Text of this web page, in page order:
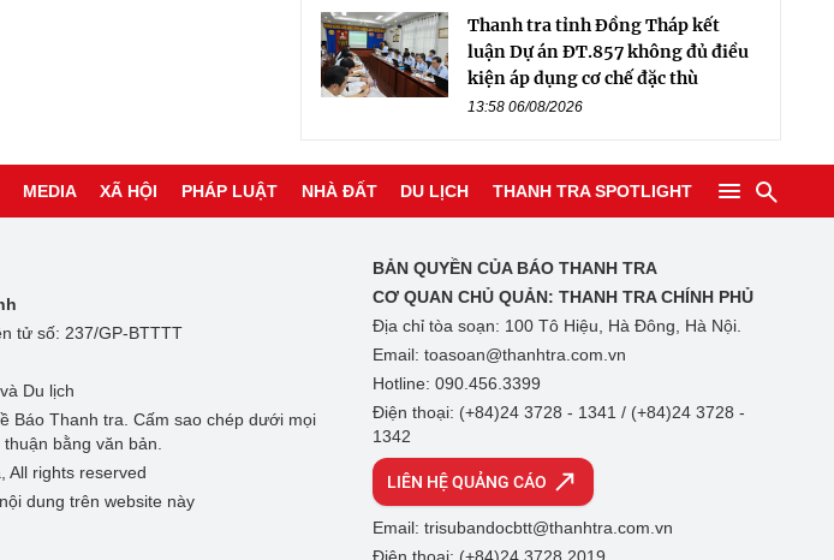
Thanh tra tỉnh Đồng Tháp kết
luận Dự án ĐT.857 không đủ điều
kiện áp dụng cơ chế đặc thù
13:58 06/08/2026
MEDIA XÃ HỘI PHÁP LUẬT NHÀ ĐẤT DU LỊCH THANH TRA SPOTLIGHT
tử số: 237/GP-BTTTT
Du lịch
Báo Thanh tra. Cấm sao chép dưới mọi
bằng văn bản.
All rights reserved
dung trên website này
BẢN QUYỀN CỦA BÁO THANH TRA
CƠ QUAN CHỦ QUẢN: THANH TRA CHÍNH PHỦ
Địa chỉ tòa soạn: 100 Tô Hiệu, Hà Đông, Hà Nội.
Email: toasoan@thanhtra.com.vn
Hotline: 090.456.3399
Điện thoại: (+84)24 3728 - 1341 / (+84)24 3728 -
1342
LIÊN HỆ QUẢNG CÁO
Email: trisubandocbtt@thanhtra.com.vn